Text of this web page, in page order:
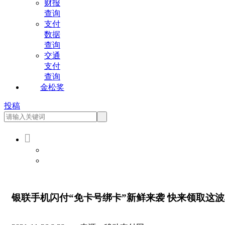
财报
查询
支付
数据
查询
交通
支付
查询
金松奖
投稿

银联手机闪付“免卡号绑卡”新鲜来袭 快来领取这波